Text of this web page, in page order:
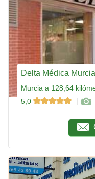
Delta Médica Murcia
Murcia a 128,64
5,0